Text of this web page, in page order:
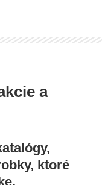
a
ktoré